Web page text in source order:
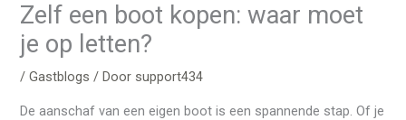
Zelf een boot kopen: waar moet
je op letten?
/Gastblogs / Door support434
De aanschaf van een eigen boot is een spannende stap. Of je